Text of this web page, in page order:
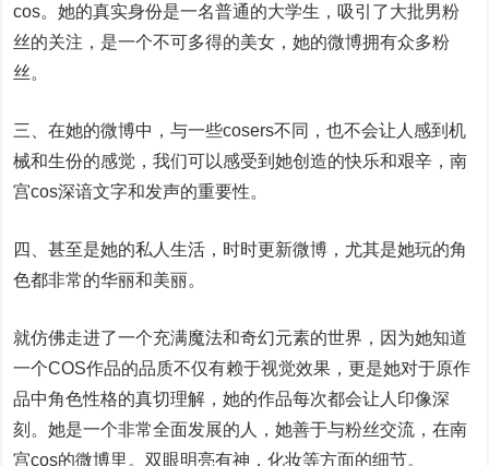
cos。她的真实身份是一名普通的大学生，吸引了大批男粉
丝的关注，是一个不可多得的美女，她的微博拥有众多粉
丝。
三、在她的微博中，与一些cosers不同，也不会让人感到机
械和生份的感觉，我们可以感受到她创造的快乐和艰辛，南
宫cos深谙文字和发声的重要性。
四、甚至是她的私人生活，时时更新微博，尤其是她玩的角
色都非常的华丽和美丽。
就仿佛走进了一个充满魔法和奇幻元素的世界，因为她知道
一个COS作品的品质不仅有赖于视觉效果，更是她对于原作
品中角色性格的真切理解，她的作品每次都会让人印像深
刻。她是一个非常全面发展的人，她善于与粉丝交流，在南
宫cos的微博里。双眼明亮有神，化妆等方面的细节。